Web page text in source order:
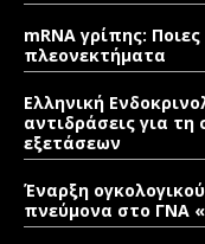
mRNA γρίπης:
πλεονεκτήματα
Ελληνική
αντιδράσεις για
εξετάσεων
Έναρξη
πνεύμονα στο ΓΝΑ